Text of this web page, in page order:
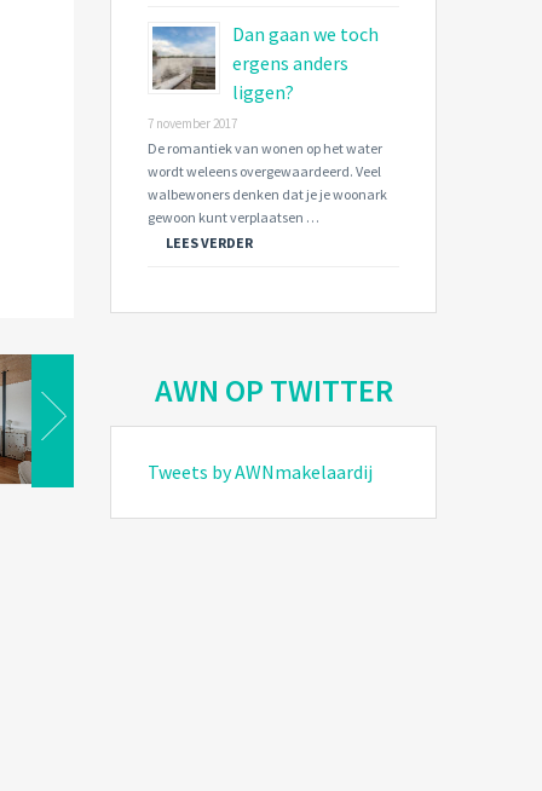
Dan gaan we toch
ergens anders
liggen?
7 november 2017
De romantiek van wonen op het water
wordt weleens overgewaardeerd. Veel
walbewoners denken dat je je woonark
gewoon kunt verplaatsen …
LEES VERDER
AWN OP TWITTER
Tweets by AWNmakelaardij